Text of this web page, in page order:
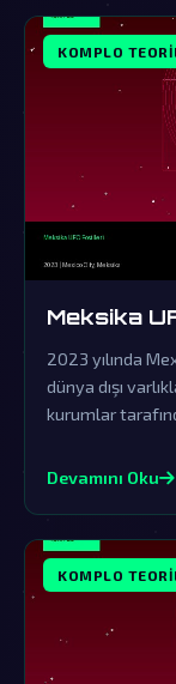
KOMPLO
Meksika
2023 yılında
dünya dışı
kurumlar
Devamını Oku
KOMPLO